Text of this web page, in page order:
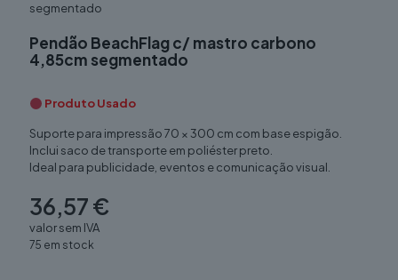
segmentado
Pendão BeachFlag c/ mastro carbono
4,85cm segmentado
Produto Usado
Suporte para impressão 70 × 300 cm com base espigão.
Inclui saco de transporte em poliéster preto.
Ideal para publicidade, eventos e comunicação visual.
36,57€
valor sem IVA
75 em stock